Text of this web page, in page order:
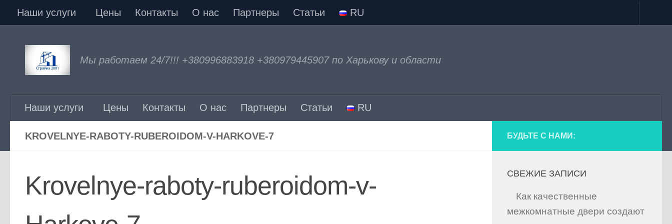
Перейти к содержимому
Наши услуги Цены Контакты О нас Партнеры Статьи RU
Мы работаем 24/7!!! +380996883918 +380979445907 по Харькову и области
Наши услуги Цены Контакты О нас Партнеры Статьи RU
KROVELNYE-RABOTY-RUBEROIDOM-V-HARKOVE-7
Krovelnye-raboty-ruberoidom-v-
БУДЬТЕ С НАМИ:
СВЕЖИЕ ЗАПИСИ
Как качественные
межкомнатные двери создают